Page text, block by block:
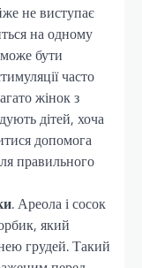
не виступає
на одному
бути
часто
жінок з
дітей, хоча
допомога
правильного
. Ареола і сосок
який
грудей. Такий